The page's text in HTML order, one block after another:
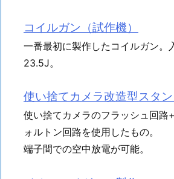
コイルガン（試作機）
一番最初に製作したコイルガン。
23.5J。
使い捨てカメラ改造型スタ
使い捨てカメラのフラッシュ回路
ォルトン回路を使用したもの。
端子間での空中放電が可能。